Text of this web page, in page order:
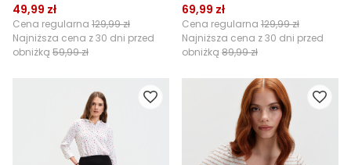
49,99 zł
Cena regularna 129,99 zł
Najniższa cena z 30 dni przed
obniżką 59,99 zł
69,99 zł
Cena regularna 129,99 zł
Najniższa cena z 30 dni przed
obniżką 89,99 zł